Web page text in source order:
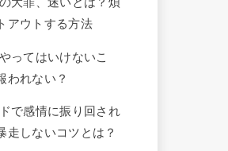
アウトする方法
ってはいけないこ
われない？
で感情に振り回され
走しないコツとは？